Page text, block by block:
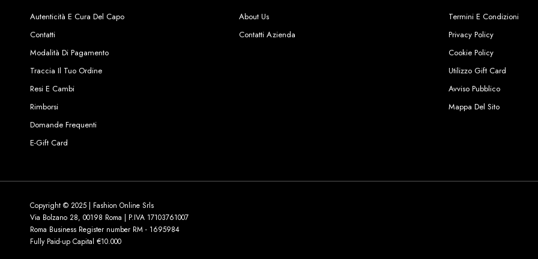
Autenticità E Cura Del Capo
Contatti
Modalità Di Pagamento
Traccia Il Tuo Ordine
Resi E Cambi
Rimborsi
Domande Frequenti
E-Gift Card
About Us
Contatti Azienda
Termini E Condizioni
Privacy Policy
Cookie Policy
Utilizzo Gift Card
Avviso Pubblico
Mappa Del Sito
Copyright © 2025 | Fashion Online Srls
Via Bolzano 28, 00198 Roma | P.IVA 17103761007
Roma Business Register number RM - 1695984
Fully Paid-up Capital €10.000